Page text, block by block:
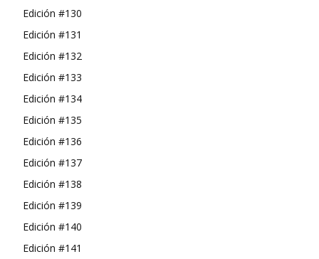
Edición #130
Edición #131
Edición #132
Edición #133
Edición #134
Edición #135
Edición #136
Edición #137
Edición #138
Edición #139
Edición #140
Edición #141